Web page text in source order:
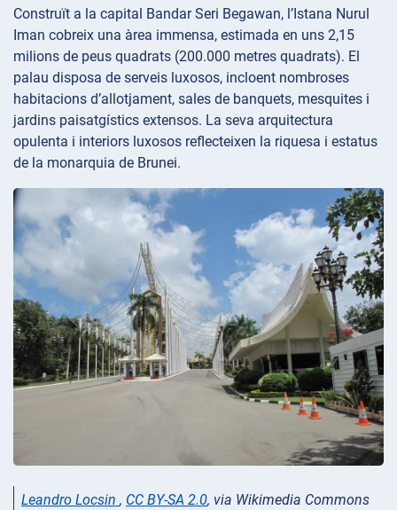
Construït a la capital Bandar Seri Begawan, l’Istana Nurul
Iman cobreix una àrea immensa, estimada en uns 2,15
milions de peus quadrats (200.000 metres quadrats). El
palau disposa de serveis luxosos, incloent nombroses
habitacions d’allotjament, sales de banquets, mesquites i
jardins paisatgístics extensos. La seva arquitectura
opulenta i interiors luxosos reflecteixen la riquesa i estatus
de la monarquia de Brunei.
Leandro Locsin , CC BY-SA 2.0, via Wikimedia Commons